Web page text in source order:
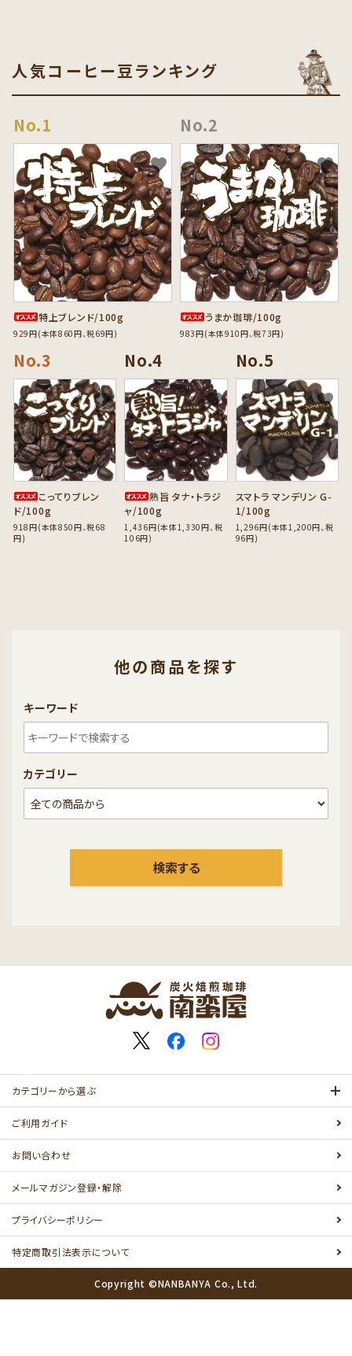
人気コーヒー豆ランキング
特上ブレンド/100g
929円(本体860円、税69円)
favorite
うまか珈琲/100g
983円(本体910円、税73円)
favorite
こってりブレン
ド/100g
918円(本体850円、税68
円)
favorite
熟旨 タナ・トラジ
ャ/100g
1,436円(本体1,330円、税
106円)
favorite
スマトラ マンデリン G-
1/100g
1,296円(本体1,200円、税
96円)
favorite
他の商品を探す
キーワード
カテゴリー
検索する
カテゴリーから選ぶ
ご利用ガイド
お問い合わせ
メールマガジン登録・解除
プライバシーポリシー
特定商取引法表示について
Copyright ©NANBANYA Co., Ltd.